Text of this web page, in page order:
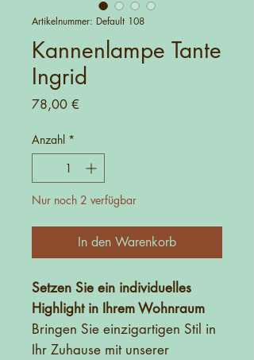
Artikelnummer: Default 108
Kannenlampe Tante
Ingrid
78,00 €
Anzahl *
Nur noch 2 verfügbar
In den Warenkorb
Setzen Sie ein individuelles
Highlight in Ihrem Wohnraum
Bringen Sie einzigartigen Stil in
Ihr Zuhause mit unserer